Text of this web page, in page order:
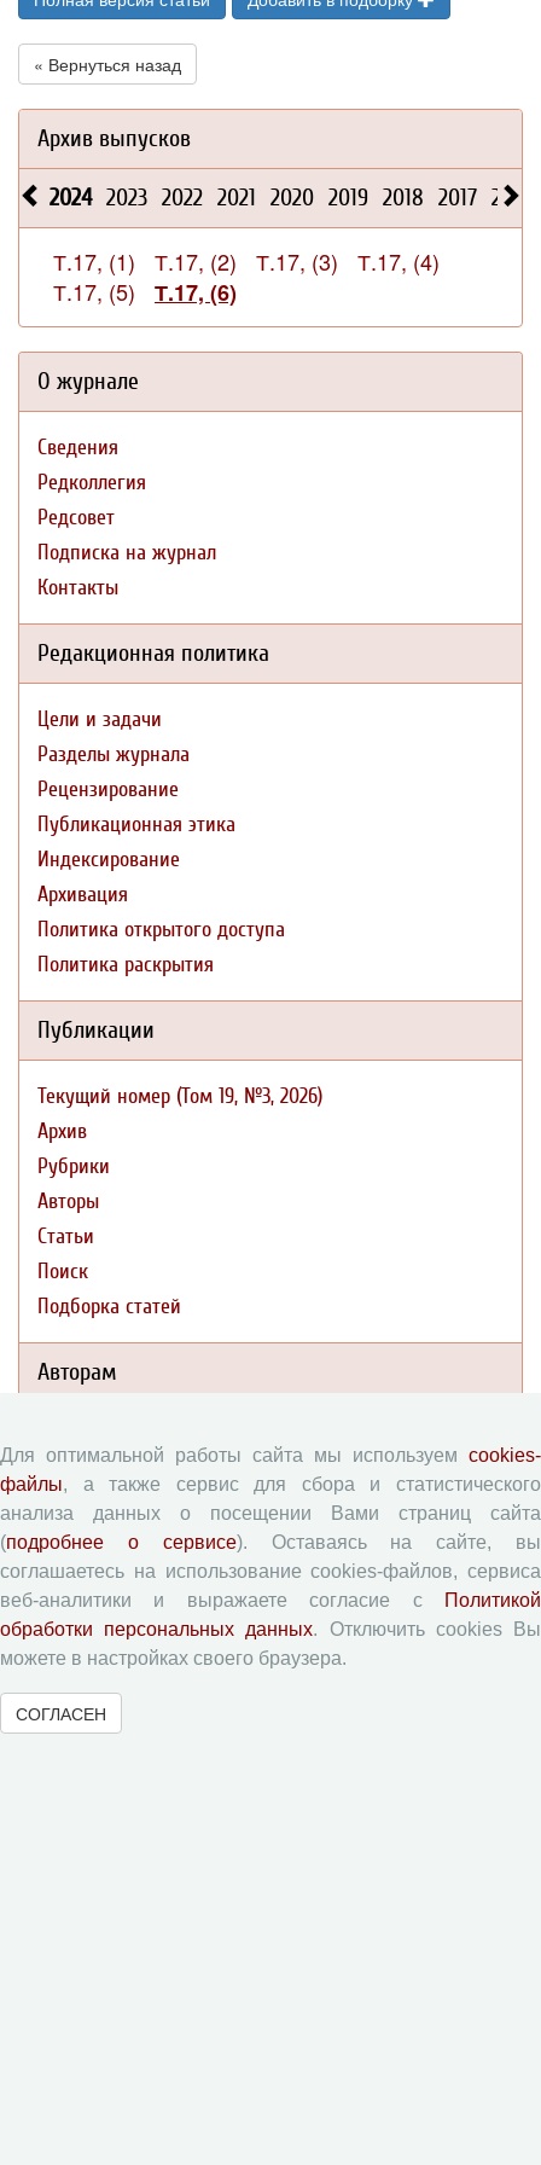
« Вернуться назад
Архив выпусков
2024 2023 2022 2021 2020 2019 2018 2017 2016
Т.17, (1) Т.17, (2) Т.17, (3)
Т.17, (4)
Т.17, (5)
Т.17, (6)
О журнале
Сведения
Редколлегия
Редсовет
Подписка на журнал
Контакты
Редакционная политика
Цели и задачи
Разделы журнала
Рецензирование
Публикационная этика
Индексирование
Архивация
Политика открытого доступа
Политика раскрытия
Публикации
Текущий номер (Том 19, №3, 2026)
Архив
Рубрики
Авторы
Статьи
Поиск
Подборка статей
Авторам
Типовой лицензионный договор
Согласие на обработку персональных данных
Авторские права
Приватность
Рецензентам
Памятка рецензенту
Для оптимальной работы сайта мы используем cookies-
файлы, а также сервис для сбора и статистического
анализа данных о посещении Вами страниц сайта
(подробнее о сервисе). Оставаясь на сайте, вы
соглашаетесь на использование cookies-файлов, сервиса
веб-аналитики и выражаете согласие с
Политикой
обработки персональных данных. Отключить cookies Вы
можете в настройках своего браузера.
СОГЛАСЕН